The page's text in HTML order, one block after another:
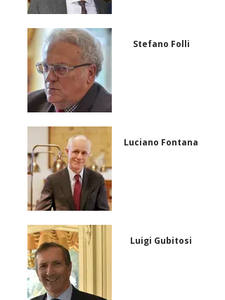
Stefano Folli
Luciano Fontana
Luigi Gubitosi